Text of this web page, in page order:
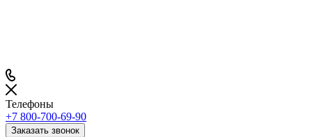
Телефоны
+7 800-700-69-90
Заказать звонок